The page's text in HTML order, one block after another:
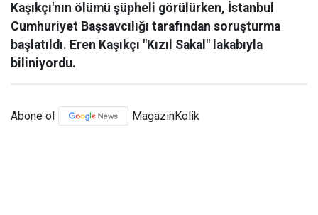
Kaşıkçı'nın ölümü şüpheli görülürken, İstanbul
Cumhuriyet Başsavcılığı tarafından soruşturma
başlatıldı. Eren Kaşıkçı "Kızıl Sakal" lakabıyla
biliniyordu.
Abone ol MagazinKolik